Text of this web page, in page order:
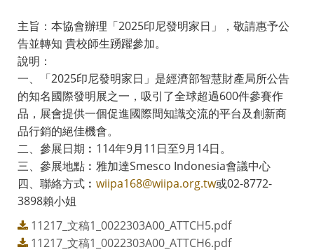
主旨：本協會辦理「2025印尼發明家日」，敬請惠予公
告並轉知 貴校師生踴躍參加。
說明：
一、「2025印尼發明家日」是經濟部智慧財產局所公告
的知名國際發明展之一，吸引了全球超過600件參賽作
品，展會提供一個促進國際間知識交流的平台及創新商
品行銷的絕佳機會。
二、參展日期︰114年9月11日至9月14日。
三、參展地點︰雅加達Smesco Indonesia會議中心
四、聯絡方式︰ wiipa168@wiipa.org.tw或02-8772-
3898賴小姐
11217_文稿1_0022303A00_ATTCH5.pdf
11217_文稿1_0022303A00_ATTCH6.pdf